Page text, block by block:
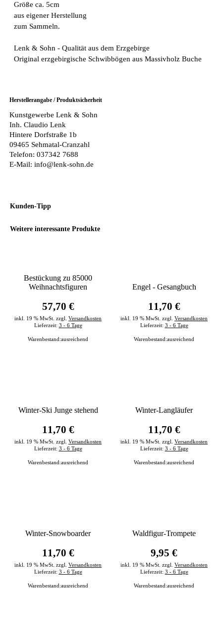
Größe ca. 5cm
aus eigener Herstellung
zum Sammeln.
Lenk & Sohn - Qualität aus dem Erzgebirge
Original erzgebirgische Schwibbögen aus Massivholz Buche
Herstellerangabe / Produktsicherheit
Kunstgewerbe Lenk & Sohn
Inh. Claudio Lenk
Hintere Dorfstraße 1b
09465 Sehmatal-Cranzahl
Telefon: 037342 7688
E-Mail: info@lenk-sohn.de
Kunden-Tipp
Weitere interessante Produkte
Bestückung zu 85000
Weihnachtsfiguren
57,70 €
inkl. 19 % MwSt. zzgl. Versandkosten
Lieferzeit: 3 - 6 Tage
Warenbestand:ausreichend
Engel - Gesangbuch
11,70 €
inkl. 19 % MwSt. zzgl. Versandkosten
Lieferzeit: 3 - 6 Tage
Warenbestand:ausreichend
Winter-Ski Junge stehend
11,70 €
inkl. 19 % MwSt. zzgl. Versandkosten
Lieferzeit: 3 - 6 Tage
Warenbestand:ausreichend
Winter-Langläufer
11,70 €
inkl. 19 % MwSt. zzgl. Versandkosten
Lieferzeit: 3 - 6 Tage
Warenbestand:ausreichend
Winter-Snowboarder
11,70 €
inkl. 19 % MwSt. zzgl. Versandkosten
Lieferzeit: 3 - 6 Tage
Warenbestand:ausreichend
Waldfigur-Trompete
9,95 €
inkl. 19 % MwSt. zzgl. Versandkosten
Lieferzeit: 3 - 6 Tage
Warenbestand:ausreichend